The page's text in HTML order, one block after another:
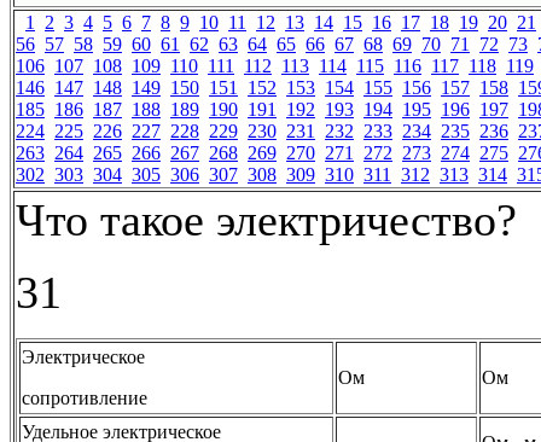
1 2 3 4 5 6 7 8 9 10 11 12 13 14 15 16 17 18 19 20 21
56 57 58 59 60 61 62 63 64 65 66 67 68 69 70 71 72 73
106 107 108 109 110 111 112 113 114 115 116 117 118 119
146 147 148 149 150 151 152 153 154 155 156 157 158
185 186 187 188 189 190 191 192 193 194 195 196 197
224 225 226 227 228 229 230 231 232 233 234 235 236
263 264 265 266 267 268 269 270 271 272 273 274 275
302 303 304 305 306 307 308 309 310 311 312 313 314
Что такое электричество?
31
Электрическое
сопротивление
Ом Ом
Удельное электрическое